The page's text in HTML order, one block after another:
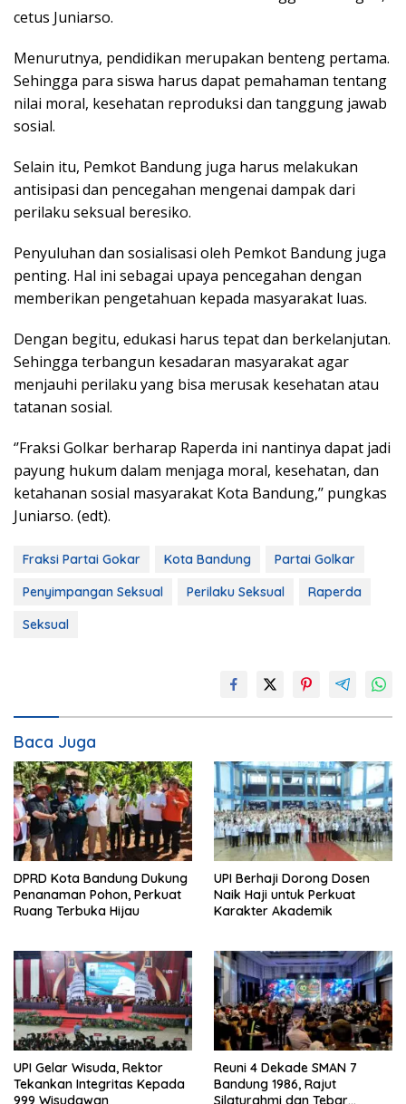
cetus Juniarso.
Menurutnya, pendidikan merupakan benteng pertama.
Sehingga para siswa harus dapat pemahaman tentang
nilai moral, kesehatan reproduksi dan tanggung jawab
sosial.
Selain itu, Pemkot Bandung juga harus melakukan
antisipasi dan pencegahan mengenai dampak dari
perilaku seksual beresiko.
Penyuluhan dan sosialisasi oleh Pemkot Bandung juga
penting. Hal ini sebagai upaya pencegahan dengan
memberikan pengetahuan kepada masyarakat luas.
Dengan begitu, edukasi harus tepat dan berkelanjutan.
Sehingga terbangun kesadaran masyarakat agar
menjauhi perilaku yang bisa merusak kesehatan atau
tatanan sosial.
‘’Fraksi Golkar berharap Raperda ini nantinya dapat jadi
payung hukum dalam menjaga moral, kesehatan, dan
ketahanan sosial masyarakat Kota Bandung,’’ pungkas
Juniarso. (edt).
Fraksi Partai Gokar Kota Bandung
Partai Golkar
Penyimpangan Seksual
Perilaku Seksual
Raperda
Seksual
Baca Juga
DPRD Kota Bandung Dukung
Penanaman Pohon, Perkuat
Ruang Terbuka Hijau
UPI Berhaji Dorong Dosen
Naik Haji untuk Perkuat
Karakter Akademik
UPI Gelar Wisuda, Rektor
Tekankan Integritas Kepada
Reuni 4 Dekade SMAN 7
Bandung 1986, Rajut